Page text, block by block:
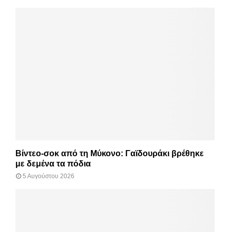
Βίντεο-σοκ από τη Μύκονο: Γαϊδουράκι βρέθηκε
με δεμένα τα πόδια
5 Αυγούστου 2026